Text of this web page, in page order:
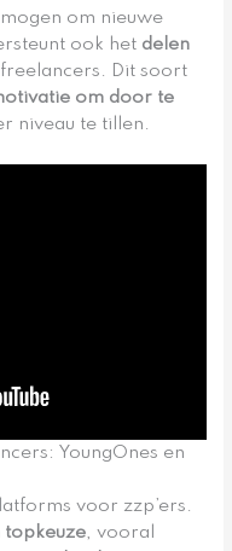
om nieuwe
ook het delen
freelancers. Dit soort
om door te
niveau te tillen.
YoungOnes en
voor zzp’ers.
topkeuze, vooral